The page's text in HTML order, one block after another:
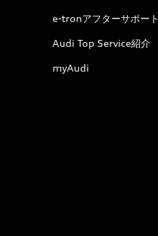
e-tronアフターサポート
Audi Top Service紹介
myAudi